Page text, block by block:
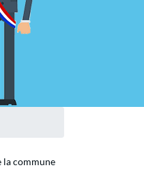
la commune